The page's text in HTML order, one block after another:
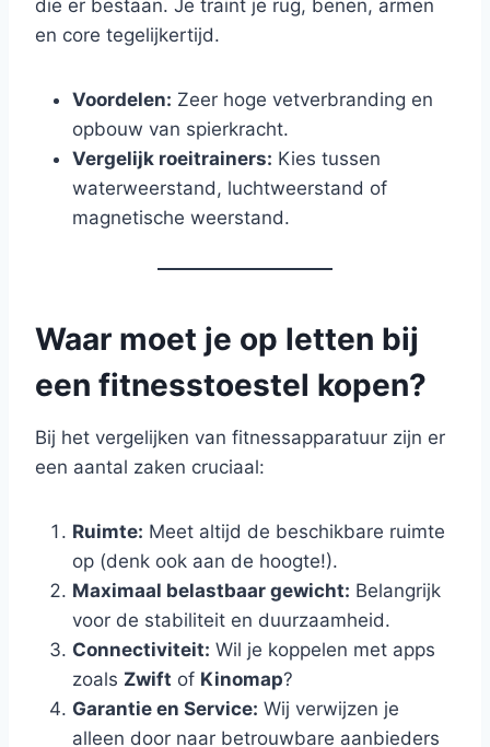
die er bestaan. Je traint je rug, benen, armen
en core tegelijkertijd.
Voordelen: Zeer hoge vetverbranding en
opbouw van spierkracht.
Vergelijk roeitrainers: Kies tussen
waterweerstand, luchtweerstand of
magnetische weerstand.
Waar moet je op letten bij
een fitnesstoestel kopen?
Bij het vergelijken van fitnessapparatuur zijn er
een aantal zaken cruciaal:
Ruimte: Meet altijd de beschikbare ruimte
op (denk ook aan de hoogte!).
Maximaal belastbaar gewicht: Belangrijk
voor de stabiliteit en duurzaamheid.
Connectiviteit: Wil je koppelen met apps
zoals Zwift of Kinomap?
Garantie en Service: Wij verwijzen je
alleen door naar betrouwbare aanbieders